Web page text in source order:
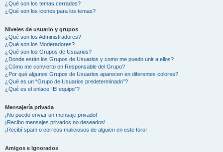
¿Qué son los temas cerrados?
¿Qué son los iconos para los temas?
Niveles de usuario y grupos
¿Qué son los Administradores?
¿Qué son los Moderadores?
¿Qué son los Grupos de Usuarios?
¿Donde están los Grupos de Usuarios y como me puedo unir a ellos?
¿Cómo me convierto en Responsable del Grupo?
¿Por qué algunos Grupos de Usuarios aparecen en diferentes colores?
¿Qué es un “Grupo de Usuarios predeterminado”?
¿Qué es el enlace “El equipo”?
Mensajería privada
¡No puedo enviar un mensaje privado!
¡Recibo mensajes privados no deseados!
¡Recibí spam o correos maliciosos de alguien en este foro!
Amigos e Ignorados